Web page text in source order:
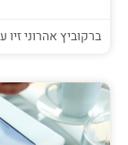
ברקוביץ אהרוני זיו